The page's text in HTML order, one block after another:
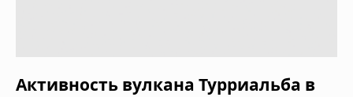
Активность вулкана Турриальба в